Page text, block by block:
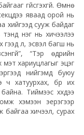
үгүйсгэхгүй. Өмнө
секцдээ яваад орой нь
хийгээд сууж байдаг
нэг нь хичээлээ
гээд л, эсвэл багш нь
“Тэр өдрийн
хариуцлагыг эцэг
нийгэмд буюу
ч хатуурхах, бүр их
Тиймээс хүүхдээ
хэмээн эерэгээр
байгаа хичээл, сурах